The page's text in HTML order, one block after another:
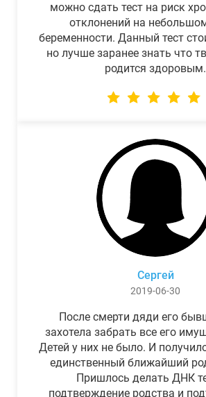
можно сдать тест на риск
отклонений на
беременности. Данный тест
но лучше заранее знать что
родится здоровым.
Сергей
2019-06-30
После смерти дяди его
захотела забрать все его
Детей у них не было. И
единственный ближайший
Пришлось делать ДНК
подтверждение родства и